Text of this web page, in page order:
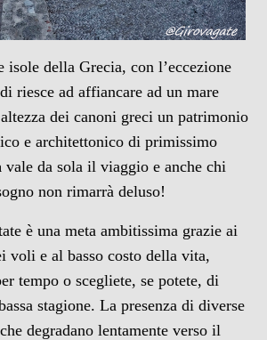
della Grecia, con l’eccezione
riesce ad affiancare ad un mare
dei canoni greci un patrimonio
e architettonico di primissimo
vale da sola il viaggio e anche chi
non rimarrà deluso!
è una meta ambitissima grazie ai
voli e al basso costo della vita,
tempo o scegliete, se potete, di
stagione. La presenza di diverse
degradano lentamente verso il